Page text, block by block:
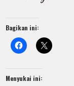
Bagikan ini:
Menyukai ini: